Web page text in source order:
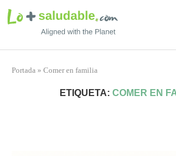
Portada » Comer en familia
ETIQUETA: COMER EN